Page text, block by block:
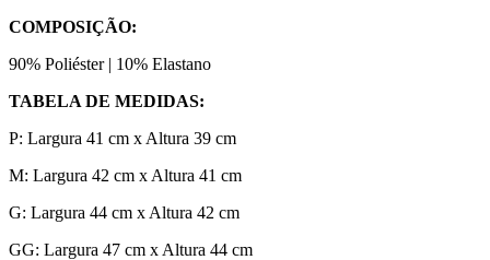
COMPOSIÇÃO:
90% Poliéster | 10% Elastano
TABELA DE MEDIDAS:
P: Largura 41 cm x Altura 39 cm
M: Largura 42 cm x Altura 41 cm
G: Largura 44 cm x Altura 42 cm
GG: Largura 47 cm x Altura 44 cm